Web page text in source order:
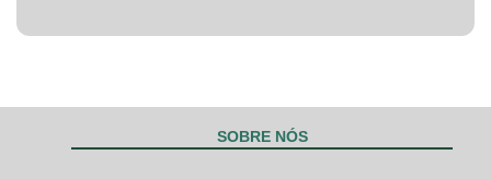
SOBRE NÓS